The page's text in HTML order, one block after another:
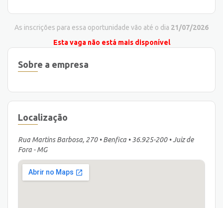
As inscrições para essa oportunidade vão até o dia 21/07/2026
Esta vaga não está mais disponível
Sobre a empresa
Localização
Rua Martins Barbosa, 270 • Benfica • 36.925-200 • Juiz de
Fora - MG